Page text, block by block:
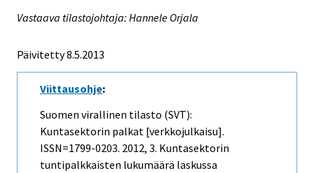
Vastaava tilastojohtaja: Hannele Orjala
Päivitetty 8.5.2013
Viittausohje:
Suomen virallinen tilasto (SVT):
Kuntasektorin palkat [verkkojulkaisu].
ISSN=1799-0203. 2012, 3. Kuntasektorin
tuntipalkkaisten lukumäärä laskussa